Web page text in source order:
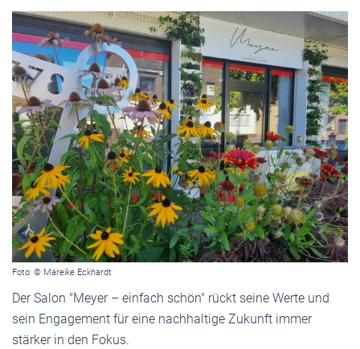
Foto: © Mareike Eckhardt
Der Salon "Meyer – einfach schön" rückt seine Werte und
sein Engagement für eine nachhaltige Zukunft immer
stärker in den Fokus.